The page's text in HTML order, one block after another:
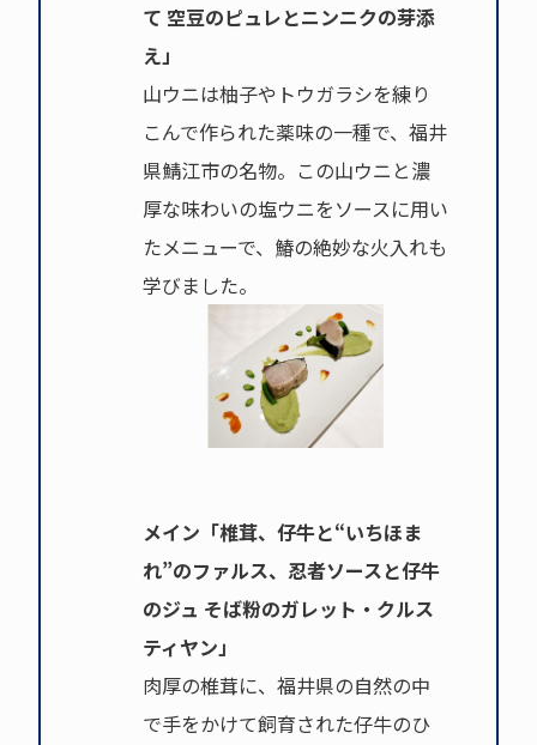
て 空豆のピュレとニンニクの芽添
え」
山ウニは柚子やトウガラシを練り
こんで作られた薬味の一種で、福井
県鯖江市の名物。この山ウニと濃
厚な味わいの塩ウニをソースに用い
たメニューで、鰆の絶妙な火入れも
学びました。
メイン「椎茸、仔牛と“いちほま
れ”のファルス、忍者ソースと仔牛
のジュ そば粉のガレット・クルス
ティヤン」
肉厚の椎茸に、福井県の自然の中
で手をかけて飼育された仔牛のひ